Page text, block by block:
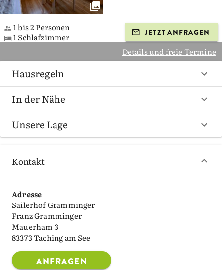
1 bis 2 Personen
1 Schlafzimmer
JETZT ANFRAGEN
Details und freie Termine
Hausregeln
In der Nähe
Unsere Lage
Kontakt
Adresse
Sailerhof Gramminger
Franz Gramminger
Mauerham 3
83373 Taching am See
ANFRAGEN